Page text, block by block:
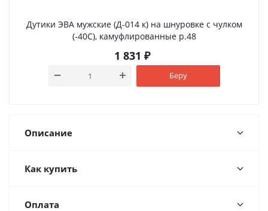
Дутики ЭВА мужские (Д-014 к) на шнуровке с чулком
(-40С), камуфлированные р.48
1 831 ₽
Беру
Описание
Как купить
Оплата